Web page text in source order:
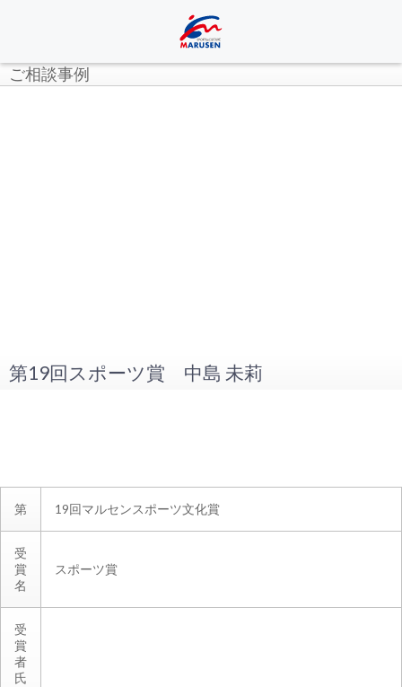
ご相談事例
第19回スポーツ賞 中島 未莉
第 19回マルセンスポーツ文化賞
受
賞
名
スポーツ賞
受
賞
者
氏